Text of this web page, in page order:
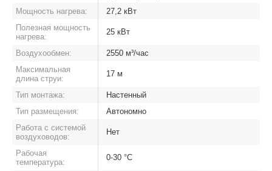
Мощность нагрева:
27,2 кВт
Полезная мощность
нагрева:
25 кВт
Воздухообмен:
2550 м³/час
Максимальная
длина струи:
17 м
Тип монтажа:
Настенный
Тип размещения:
Автономно
Работа с системой
воздуховодов:
Нет
Рабочая
температура:
0-30 °C